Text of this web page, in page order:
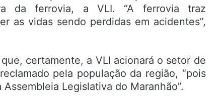
da ferrovia, a VLI. “A ferrovia traz
as vidas sendo perdidas em acidentes”,
certamente, a VLI acionará o setor de
pela população da região, “pois
Legislativa do Maranhão”.